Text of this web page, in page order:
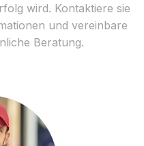
wird. Kontaktiere sie
und vereinbare
Beratung.